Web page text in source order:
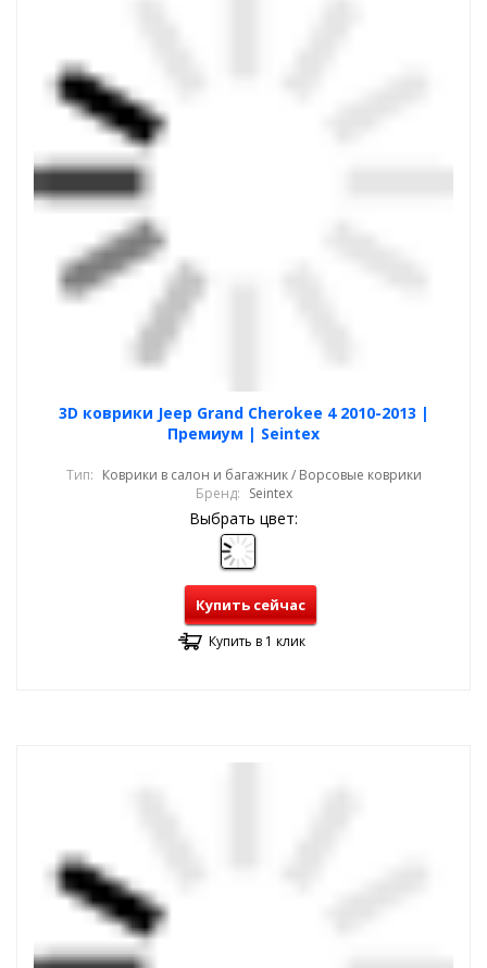
3D коврики Jeep Grand Cherokee 4 2010-2013 |
Премиум | Seintex
Тип: Коврики в салон и багажник / Ворсовые коврики
Бренд: Seintex
Выбрать цвет:
Купить сейчас
Купить в 1 клик